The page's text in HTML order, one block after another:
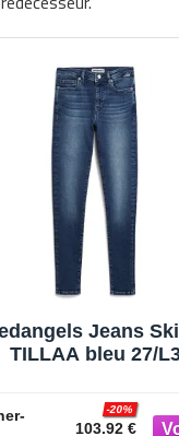
Jeans
TILLAA bleu
103.92 €
-20%